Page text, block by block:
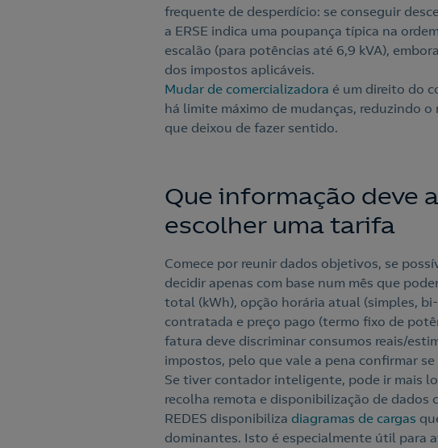
frequente de desperdício: se conseguir
a ERSE indica uma poupança típica na
escalão (para potências até 6,9 kVA),
dos impostos aplicáveis.
Mudar de comercializadora é um direito do
há limite máximo de mudanças, reduzindo
que deixou de fazer sentido.
Que informação deve
escolher uma tarifa
Comece por reunir dados objetivos, se
decidir apenas com base num mês que
total (kWh), opção horária atual (simples,
contratada e preço pago (termo fixo de
fatura deve discriminar consumos reais/
impostos, pelo que vale a pena confirmar
Se tiver contador inteligente, pode ir mais
recolha remota e disponibilização de dados
REDES disponibiliza diagramas de cargas
dominantes. Isto é especialmente útil para